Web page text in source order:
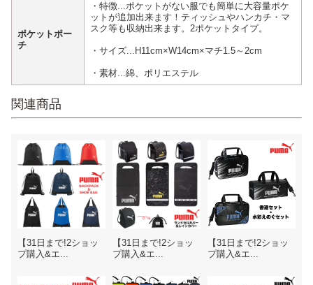
ポケットポー
チ
・特徴...ポケットがない服でも簡単に大容量ポケ
ットが追加出来ます！ティッシュやハンカチ・マ
スク等も収納出来ます。2ポケットタイプ。
・サイズ...H11cm×W14cm×マチ1.5～2cm
・素材...綿、ポリエステル
関連商品
【31日まで!2ショッ
プ購入&エ...
【31日まで!2ショッ
プ購入&エ...
【31日まで!2ショッ
プ購入&エ...